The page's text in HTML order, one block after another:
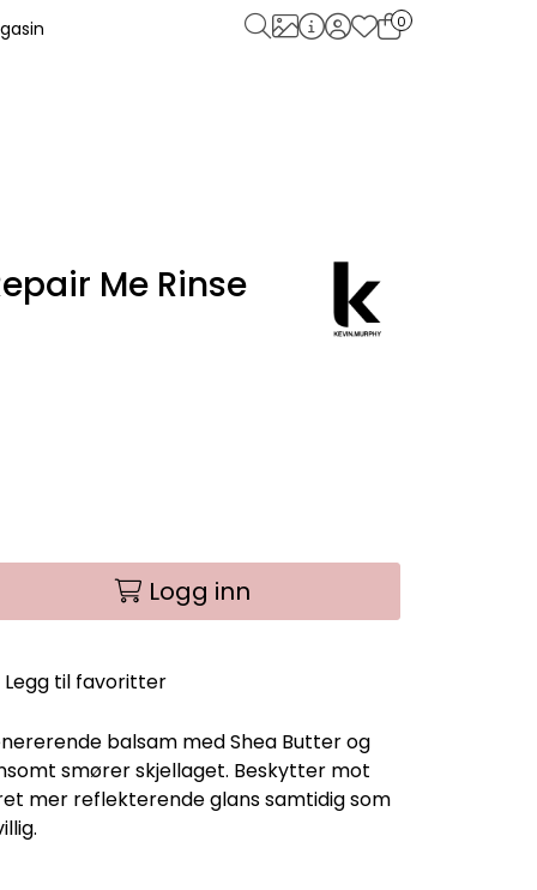
0
Me Rinse
Logg inn
Legg til favoritter
balsam med Shea Butter og
smører skjellaget. Beskytter mot
mer reflekterende glans samtidig som